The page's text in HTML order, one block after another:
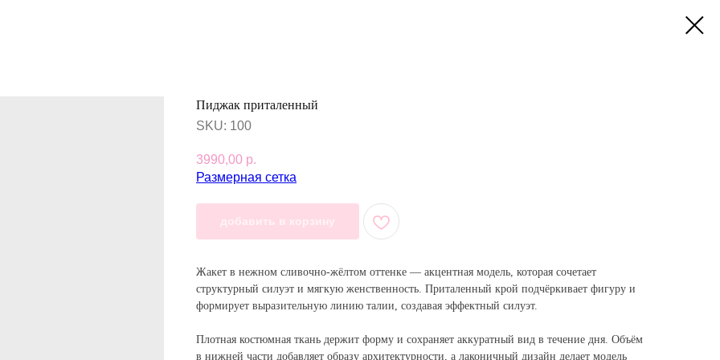
Пиджак приталенный
SKU: 100
3990,00 р.
Размерная сетка
добавить в корзину
Жакет в нежном сливочно-жёлтом оттенке — акцентная модель, которая сочетает
структурный силуэт и мягкую женственность. Приталенный крой подчёркивает фигуру и
формирует выразительную линию талии, создавая эффектный силуэт.
Плотная костюмная ткань держит форму и сохраняет аккуратный вид в течение дня. Объём
в нижней части добавляет образу архитектурности, а лаконичный дизайн делает модель